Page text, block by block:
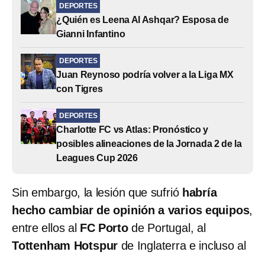
DEPORTES
¿Quién es Leena Al Ashqar? Esposa de
Gianni Infantino
DEPORTES
Juan Reynoso podría volver a la Liga MX
con Tigres
DEPORTES
Charlotte FC vs Atlas: Pronóstico y
posibles alineaciones de la Jornada 2 de la
Leagues Cup 2026
Sin embargo, la lesión que sufrió habría
hecho cambiar de opinión a varios equipos,
entre ellos al FC Portode Portugal, al
Tottenham Hotspur de Inglaterra e incluso al